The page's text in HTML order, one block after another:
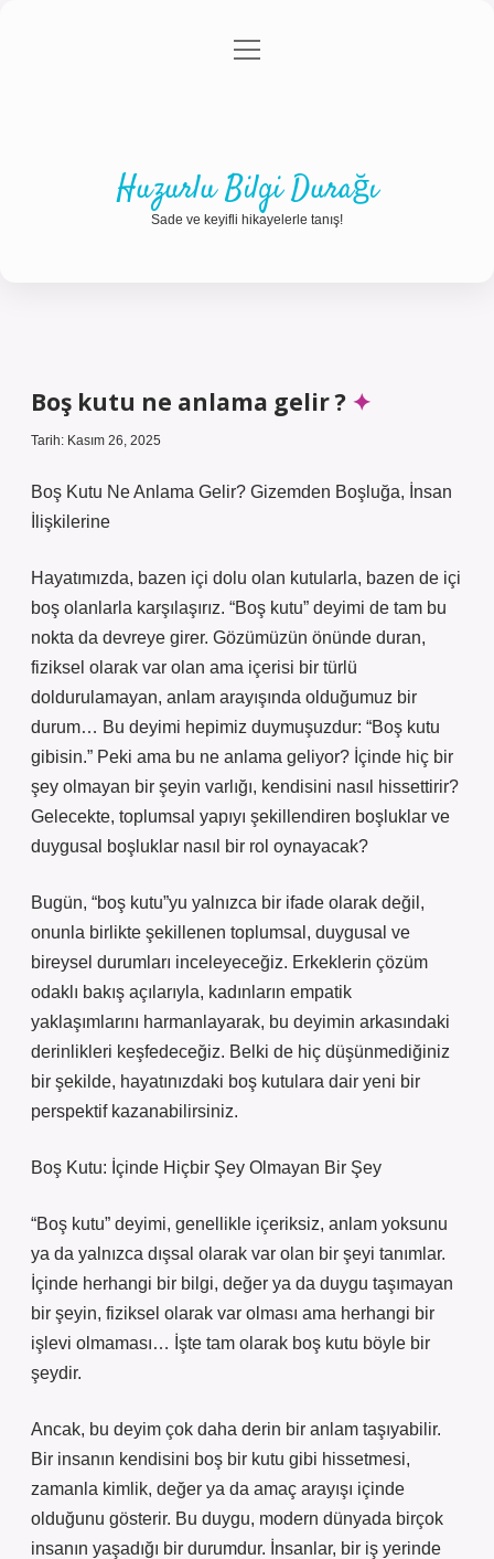
Gizlilik Politikası
menüyü
Huzurlu Bilgi Durağı
Sade ve keyifli hikayelerle tanış!
Boş kutu ne anlama gelir ?
Tarih: Kasım 26, 2025
Boş Kutu Ne Anlama Gelir? Gizemden Boşluğa, İnsan
İlişkilerine
Hayatımızda, bazen içi dolu olan kutularla, bazen de içi
boş olanlarla karşılaşırız. “Boş kutu” deyimi de tam bu
nokta da devreye girer. Gözümüzün önünde duran,
fiziksel olarak var olan ama içerisi bir türlü
doldurulamayan, anlam arayışında olduğumuz bir
durum… Bu deyimi hepimiz duymuşuzdur: “Boş kutu
gibisin.” Peki ama bu ne anlama geliyor? İçinde hiç bir
şey olmayan bir şeyin varlığı, kendisini nasıl hissettirir?
Gelecekte, toplumsal yapıyı şekillendiren boşluklar ve
duygusal boşluklar nasıl bir rol oynayacak?
Bugün, “boş kutu”yu yalnızca bir ifade olarak değil,
onunla birlikte şekillenen toplumsal, duygusal ve
bireysel durumları inceleyeceğiz. Erkeklerin çözüm
odaklı bakış açılarıyla, kadınların empatik
yaklaşımlarını harmanlayarak, bu deyimin arkasındaki
derinlikleri keşfedeceğiz. Belki de hiç düşünmediğiniz
bir şekilde, hayatınızdaki boş kutulara dair yeni bir
perspektif kazanabilirsiniz.
Boş Kutu: İçinde Hiçbir Şey Olmayan Bir Şey
“Boş kutu” deyimi, genellikle içeriksiz, anlam yoksunu
ya da yalnızca dışsal olarak var olan bir şeyi tanımlar.
İçinde herhangi bir bilgi, değer ya da duygu taşımayan
bir şeyin, fiziksel olarak var olması ama herhangi bir
işlevi olmaması… İşte tam olarak boş kutu böyle bir
şeydir.
Ancak, bu deyim çok daha derin bir anlam taşıyabilir.
Bir insanın kendisini boş bir kutu gibi hissetmesi,
zamanla kimlik, değer ya da amaç arayışı içinde
olduğunu gösterir. Bu duygu, modern dünyada birçok
insanın yaşadığı bir durumdur. İnsanlar, bir iş yerinde